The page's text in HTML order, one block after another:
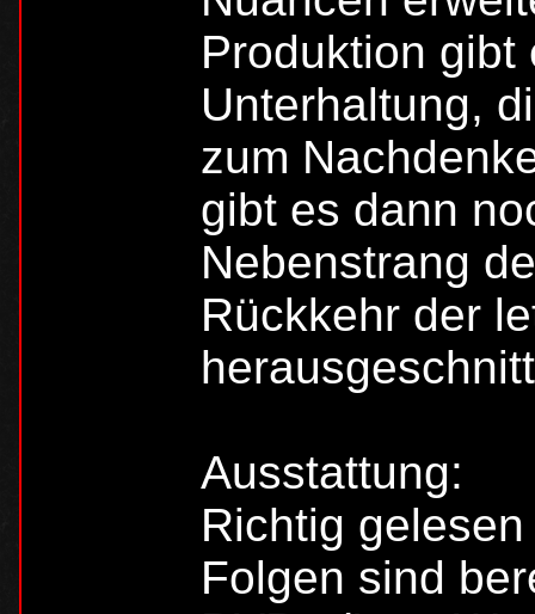
Produktion gibt
Unterhaltung,
zum
gibt es dann
Nebenstrang
Rückkehr der
Ausstattung:
Richtig
Folgen sind